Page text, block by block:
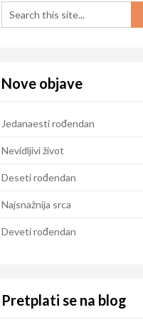
Nove objave
Jedanaesti rođendan
Nevidljivi život
Deseti rođendan
Najsnažnija srca
Deveti rođendan
Pretplati se na blog